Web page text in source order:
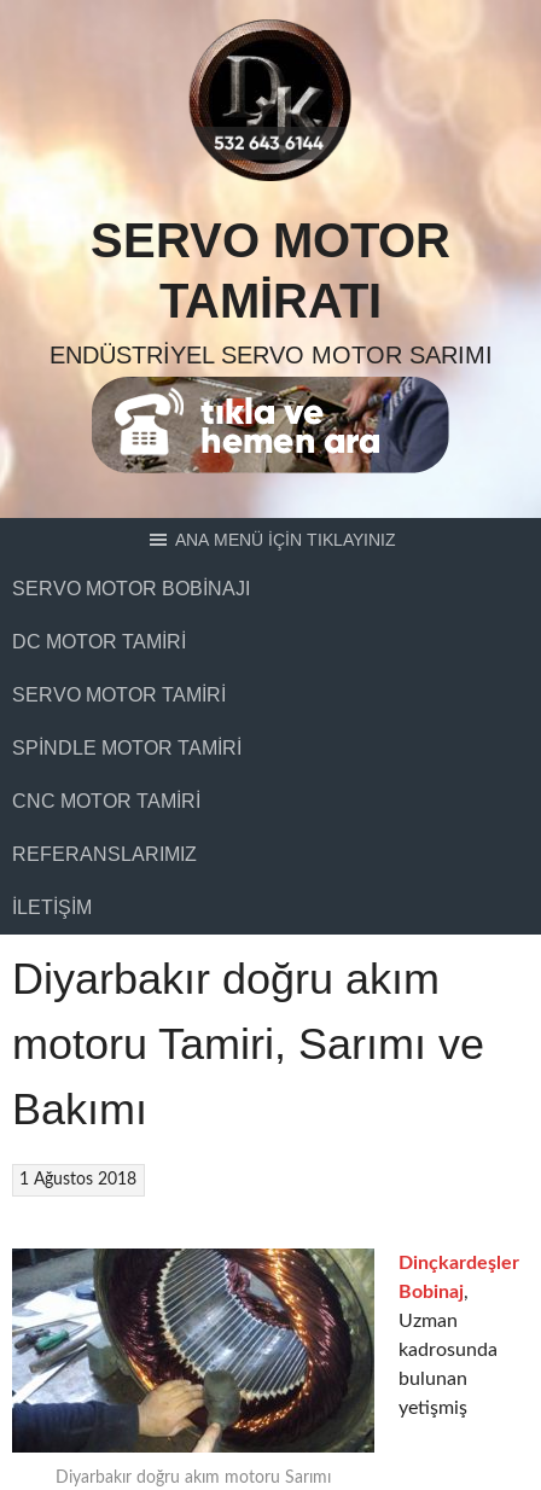
SERVO MOTOR
TAMIRATI
ENDÜSTRIYEL SERVO MOTOR SARIMI
ANA MENÜ İÇİN TIKLAYINIZ
SERVO MOTOR BOBINAJI
DC MOTOR TAMIRI
SERVO MOTOR TAMIRI
SPINDLE MOTOR TAMIRI
CNC MOTOR TAMIRI
REFERANSLARIMIZ
İLETIŞIM
Diyarbakır doğru akım
motoru Tamiri, Sarımı ve
Bakımı
1 Ağustos 2018
Diyarbakır doğru akım motoru Sarımı
Dinçkardeşler
Bobinaj,
Uzman
kadrosunda
bulunan
yetişmiş